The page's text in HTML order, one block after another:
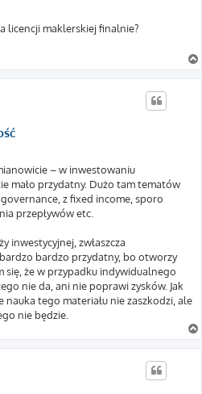
licencji maklerskiej finalnie?
– w inwestowaniu
mało przydatny. Dużo tam tematów
z fixed income, sporo
przepływów etc.
inwestycyjnej, zwłaszcza
bardzo przydatny, bo otworzy
że w przypadku indywidualnego
nie da, ani nie poprawi zysków. Jak
nauka tego materiału nie zaszkodzi, ale
nie będzie.